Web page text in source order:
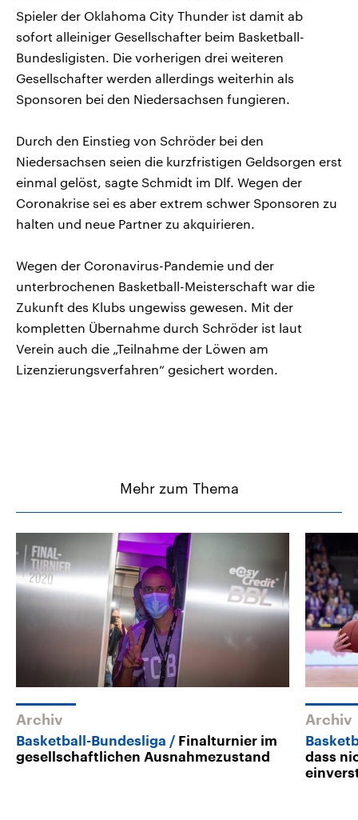
Spieler der Oklahoma City Thunder ist damit ab
sofort alleiniger Gesellschafter beim Basketball-
Bundesligisten. Die vorherigen drei weiteren
Gesellschafter werden allerdings weiterhin als
Sponsoren bei den Niedersachsen fungieren.
Durch den Einstieg von Schröder bei den
Niedersachsen seien die kurzfristigen Geldsorgen erst
einmal gelöst, sagte Schmidt im Dlf. Wegen der
Coronakrise sei es aber extrem schwer Sponsoren zu
halten und neue Partner zu akquirieren.
Wegen der Coronavirus-Pandemie und der
unterbrochenen Basketball-Meisterschaft war die
Zukunft des Klubs ungewiss gewesen. Mit der
kompletten Übernahme durch Schröder ist laut
Verein auch die „Teilnahme der Löwen am
Lizenzierungsverfahren“ gesichert worden.
Mehr zum Thema
Archiv
Basketball-Bundesliga
Finalturnier im
gesellschaftlichen Ausnahmezustand
Archiv
dass